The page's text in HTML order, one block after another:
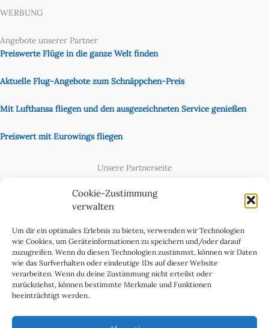
Cookie-Zustimmung
verwalten
Um dir ein optimales Erlebnis zu bieten, verwenden wir Technologien
wie Cookies, um Geräteinformationen zu speichern und/oder darauf
zuzugreifen. Wenn du diesen Technologien zustimmst, können wir Daten
wie das Surfverhalten oder eindeutige IDs auf dieser Website
verarbeiten. Wenn du deine Zustimmung nicht erteilst oder
zurückziehst, können bestimmte Merkmale und Funktionen
beeinträchtigt werden.
WERBUNG
Angebote unserer Partner
Preiswerte Flüge in die ganze Welt finden
Aktuelle Flug-Angebote zum Schnäppchen-Preis
Mit Lufthansa fliegen und den ausgezeichneten Service genießen
Preiswert mit Eurowings fliegen
Unsere Partnerseite
Cookie-Richtlinie (EU)